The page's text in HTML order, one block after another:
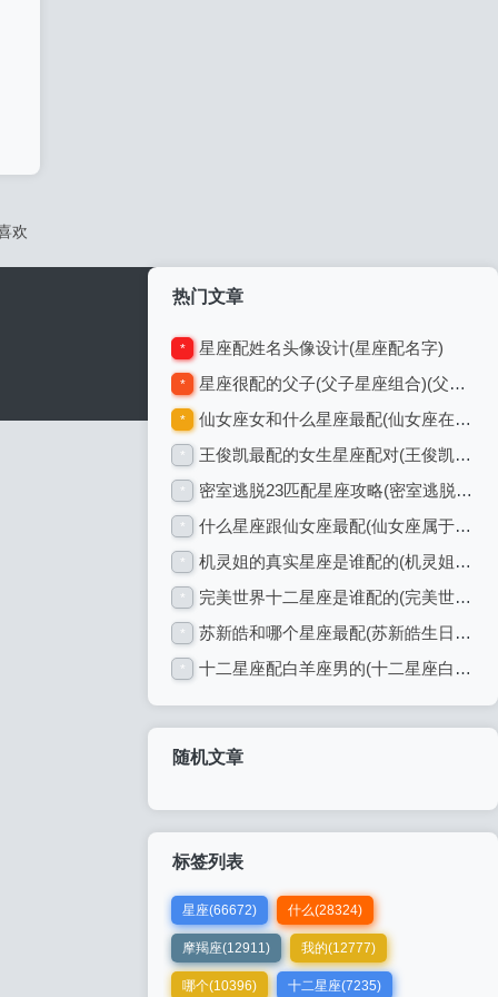
欢
热门文章
* 星座配姓名头像设计(星座配名字)
* 星座很配的父子(父子星座组合)(父母与孩子星座查询配对)
* 仙女座女和什么星座最配(仙女座在什么位置)(仙女座和仙女座星系什么关系)
* 王俊凯最配的女生星座配对(王俊凯喜欢女生脸型)
* 密室逃脱23匹配星座攻略(密室逃脱匹配图案)(密室逃脱系列23攻略)
* 什么星座跟仙女座最配(仙女座属于什么星座)(仙女座配什么星座最好)
* 机灵姐的真实星座是谁配的(机灵姐的真实身份)(机灵姐真实姓名)
* 完美世界十二星座是谁配的(完美世界人物星座)(完美世界中人物)
* 苏新皓和哪个星座最配(苏新皓生日星座)(苏新皓属啥)
* 十二星座配白羊座男的(十二星座白羊座头像)(十二星座谁和白羊男最配)
随机文章
标签列表
星座(66672) 什么(28324)
摩羯座(12911) 我的(12777)
哪个(10396) 十二星座(7235)